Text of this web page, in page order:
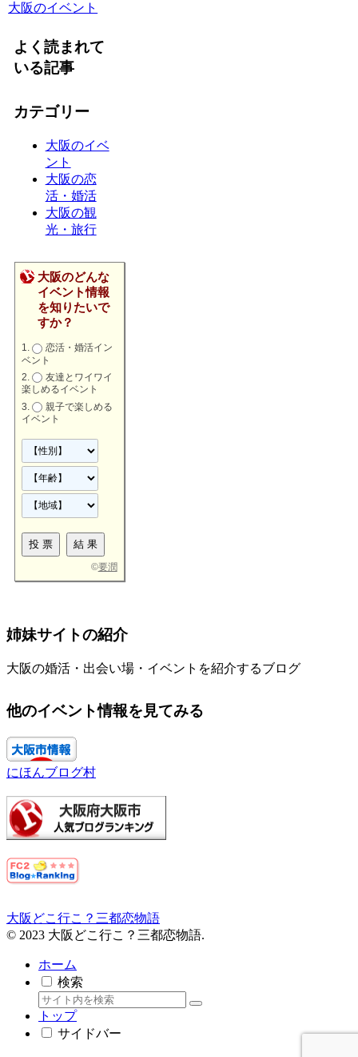
大阪のイベント
よく読まれて
いる記事
カテゴリー
大阪のイベ
ント
大阪の恋
活・婚活
大阪の観
光・旅行
大阪のどんな
イベント情報
を知りたいで
すか？
恋活・婚活イン
ベント
友達とワイワイ
楽しめるイベント
親子で楽しめる
イベント
©要潤
姉妹サイトの紹介
大阪の婚活・出会い場・イベントを紹介するブログ
他のイベント情報を見てみる
にほんブログ村
大阪どこ行こ？三都恋物語
© 2023 大阪どこ行こ？三都恋物語.
ホーム
検索
トップ
サイドバー